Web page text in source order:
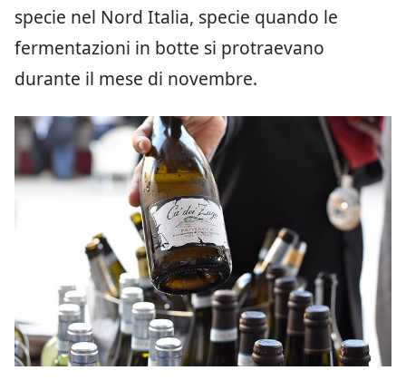
specie nel Nord Italia, specie quando le
fermentazioni in botte si protraevano
durante il mese di novembre.